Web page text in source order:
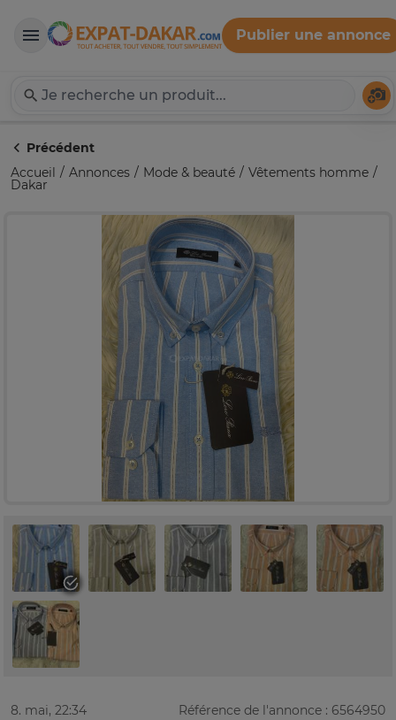
Expat-Dakar
Publier une annonce
Précédent
Accueil
Annonces Mode & beauté Vêtements homme
Dakar
8. mai, 22:34 Référence de l'annonce : 6564950